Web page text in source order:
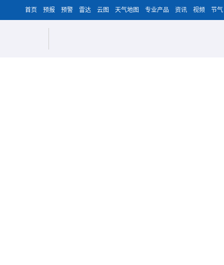
首页 预报 预警 雷达 云图 天气地图 专业产品 资讯 视频 节气